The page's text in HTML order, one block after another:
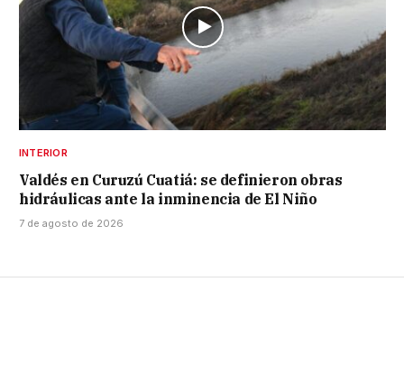
INTERIOR
Valdés en Curuzú Cuatiá: se definieron obras
hidráulicas ante la inminencia de El Niño
7 de agosto de 2026